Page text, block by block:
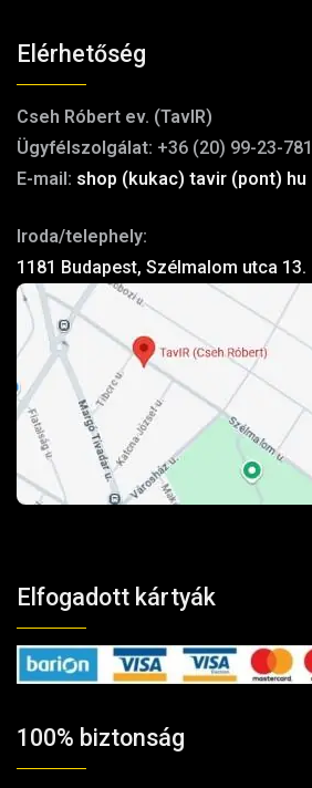
Elérhetőség
Cseh Róbert ev. (TavIR)
Ügyfélszolgálat: +36 (20) 99-23-781
E-mail: shop (kukac) tavir (pont) hu
Iroda/telephely:
1181 Budapest, Szélmalom utca 13.
Elfogadott kártyák
100% biztonság